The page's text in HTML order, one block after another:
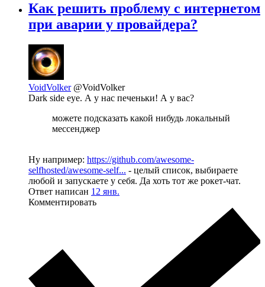
Как решить проблему с интернетом
при аварии у провайдера?
VoidVolker @VoidVolker
Dark side eye. А у нас печеньки! А у вас?
можете подсказать какой нибудь локальный
мессенджер
Ну например: https://github.com/awesome-
selfhosted/awesome-self... - целый список, выбираете
любой и запускаете у себя. Да хоть тот же рокет-чат.
Ответ написан 12 янв.
Комментировать